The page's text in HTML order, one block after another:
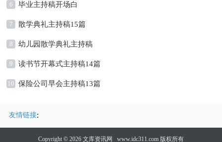
6 毕业主持稿开场白
7 散学典礼主持稿15篇
8 幼儿园散学典礼主持稿
9 读书节开幕式主持稿14篇
10 保险公司早会主持稿13篇
友情链接:
Copyright © 2026 文库资讯网 www.idc311.com 版权所有